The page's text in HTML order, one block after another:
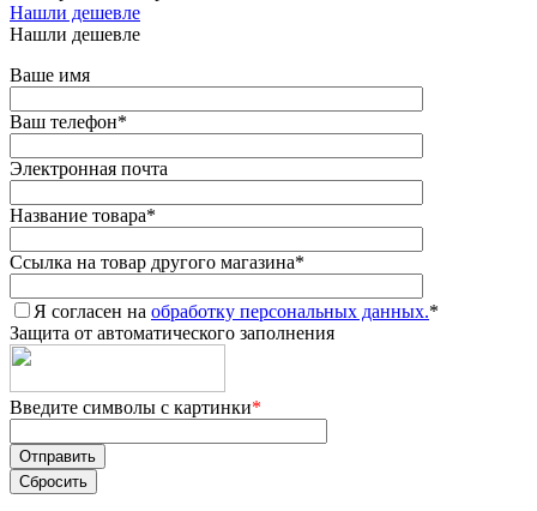
Нашли дешевле
Нашли дешевле
Ваше имя
Ваш телефон*
Электронная почта
Название товара*
Ссылка на товар другого магазина*
Я согласен на обработку персональных данных.*
Защита от автоматического заполнения
Введите символы с картинки*